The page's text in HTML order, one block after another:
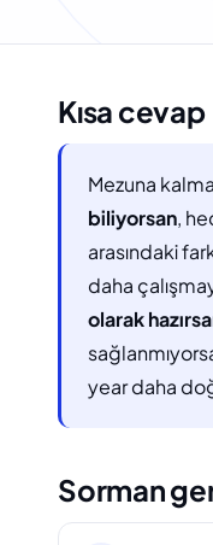
Kısa cevap
Mezuna
biliyorsan,
arasındaki
daha
olarak
year daha
Sorman